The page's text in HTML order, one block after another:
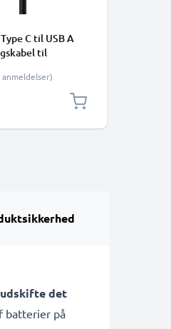
C til USB A
til
dataoverførsel
- Sort
anmeldelser)
udskifte det
batterier på